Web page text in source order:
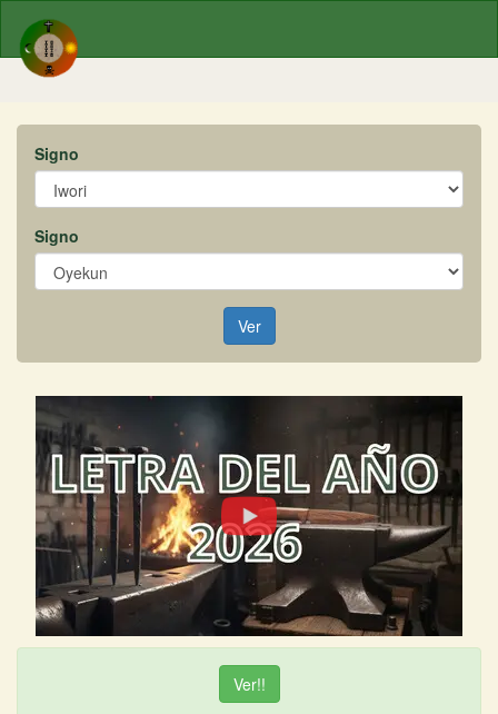
Signo
Signo
Ver
Ver!!